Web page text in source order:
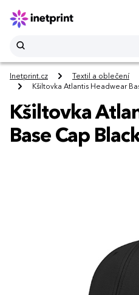
Inetprint.cz Textil a oblečení
Kšiltovka Atlantis Headwear
Kšiltovka
Base Cap